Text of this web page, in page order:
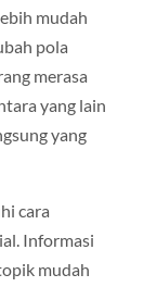
mudah
pola
merasa
yang lain
yang
cara
Informasi
mudah